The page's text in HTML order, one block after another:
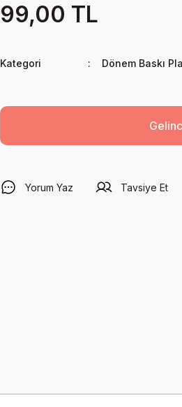
99,00 TL
Kategori Dönem Baskı
Yorum Yaz Tavsiye Et